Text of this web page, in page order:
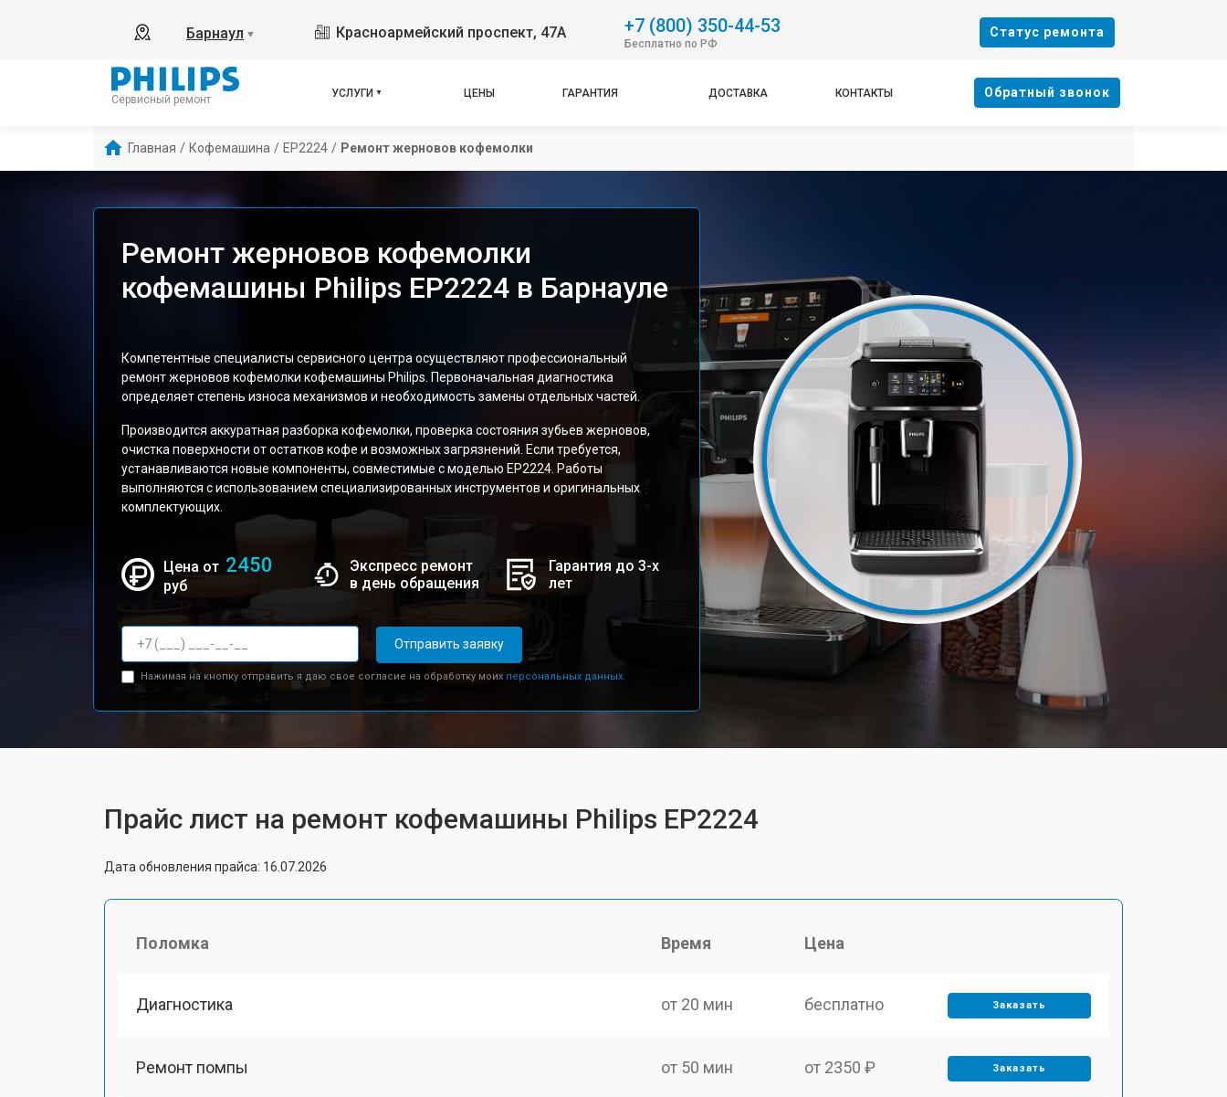
Барнаул ▼ Красноармейский проспект, 47А +7 (800) 350-44-53
Бесплатно по РФ
Cтатус ремонта
Сервисный ремонт
УСЛУГИ ЦЕНЫ ГАРАНТИЯ ДОСТАВКА КОНТАКТЫ Oбратный звонок
Главная / Кофемашина / EP2224 / Ремонт жерновов кофемолки
Ремонт жерновов кофемолки
кофемашины Philips EP2224 в Барнауле
Компетентные специалисты сервисного центра осуществляют профессиональный
ремонт жерновов кофемолки кофемашины Philips. Первоначальная диагностика
определяет степень износа механизмов и необходимость замены отдельных частей.
Производится аккуратная разборка кофемолки, проверка состояния зубьев жерновов,
очистка поверхности от остатков кофе и возможных загрязнений. Если требуется,
устанавливаются новые компоненты, совместимые с моделью EP2224. Работы
выполняются с использованием специализированных инструментов и оригинальных
комплектующих.
Цена от 2450
руб
Экспресс ремонт
в день обращения
Гарантия до 3-х
лет
Отправить заявку
Нажимая на кнопку отправить я даю свое согласие на обработку моих персональных данных.
Прайс лист на ремонт кофемашины Philips EP2224
Дата обновления прайса: 16.07.2026
Поломка Время Цена
Диагностика от 20 мин бесплатно Заказать
Ремонт помпы от 50 мин от 2350 ₽ Заказать